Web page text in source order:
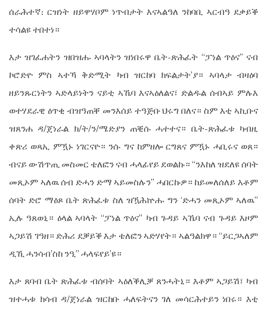
ሰራሕተኛ᎓ ርዝነት ዘይዋሃቦም ነጥብታት እናኣልዓለ ንከባቢ ኣርብዓ ደቃይቕ
ተሳልዩ ተበተነ።
እታ ዝገፈሐትን ዝበዝሑ ኣባላትን ዝነበሩዋ ቤት-ጽሕፈት “ፓነል ጥዕና” ናብ
ኮሮድዮ ምስ ኣተኻ ቅድሚት ካብ ዝርከባ ክፍልታት’ያ። ኣባላታ ብዛዕባ
ዘይንጹርነትን ኣድላይነትን ናይቲ ኣኼባ እናኣዕለልና፣ ድልዱል ሰብኣይ ምሉእ
ወተሃደራዊ ዕጥቂ ብዝዓጠቐ መንእሰይ ተዓጅቡ ህሩግ በለና። ስም እቲ ኣኪቡና
ዝጸንሐ ዳ/ጀነራል ክ/ት/ን/ሜድያን ጠቒሱ ሓተተና። ቤት-ጽሕፈቱ ካብዚ
ቀጽሪ ወጻኢ ምዃኑ ነገርናዮ። ንሱ ግና ከምዘሎ ርግጸና ምዃኑ ሓቢሩና ወጸ።
ብናይ ውሽጥጢ መስመር ቴለፎን ናብ ሓላፊየይ ደወልኩ። “ንእከለ ዝደለዩ ሰባት
መጺኦም ኣለዉ ሰብ ድሓን ድማ ኣይመስሉን” ሓበርኩዎ። ከይመለሰለይ እቶም
ሰባት ድሮ ማዕጾ ቤት ጽሕፈቱ ስለ ዝዃሕኵሑ ግን ‘ድሓን መጺኦም ኣለዉ”
ኢሉ ዓጸወኒ። ዕላል ኣባላት “ፓነል ጥዕና” ካብ ጉዳይ ኣኼባ ናብ ጉዳይ እዞም
ኣጋይሽ ገዓዘ። ድሕሪ ደቓይቕ እታ ቴለፎን ኣድሃየት። ኣልዓልክዋ። “ይርጋኣለም
ዲኺ ሓንሳብ’ስከ ንዒ” ሓላፍየይ’ዩ።
እታ ጸባብ ቤት ጽሕፈቱ ብሰባት ኣዕለቕሊቓ ጸንሓትኒ። እቶም ኣጋይሽ፣ ካብ
ዝተሓቱ ክሳብ ዳ/ጀነራል ዝርከቡ ሓለፍትናን ገለ መሳርሕተይን ነበሩ። እቲ